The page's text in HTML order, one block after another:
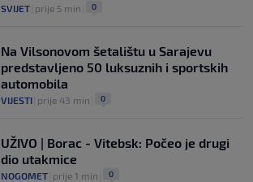
SVIJET prije 5 min 0
Na Vilsonovom šetalištu u Sarajevu
predstavljeno 50 luksuznih i sportskih
automobila
VIJESTI prije 43 min 0
UŽIVO | Borac - Vitebsk: Počeo je drugi
dio utakmice
NOGOMET prije 1 min 0